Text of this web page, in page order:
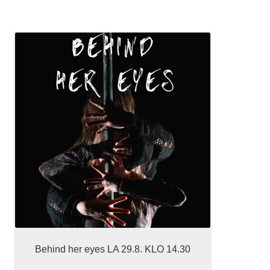
Behind her eyes LA 29.8. KLO 14.30